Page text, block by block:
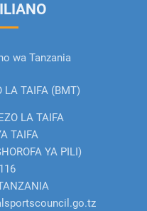
wa Tanzania
LA TAIFA (BMT)
LA TAIFA
TAIFA
YA PILI)